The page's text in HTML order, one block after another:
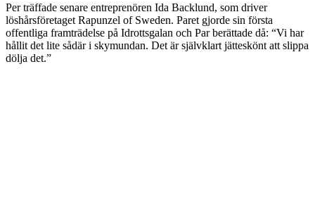
Per träffade senare entreprenören Ida Backlund, som driver
löshårsföretaget Rapunzel of Sweden. Paret gjorde sin första
offentliga framträdelse på Idrottsgalan och Par berättade då: “Vi har
hållit det lite sådär i skymundan. Det är självklart jätteskönt att slippa
dölja det.”